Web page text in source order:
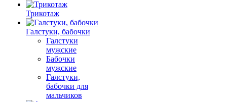
Трикотаж
Галстуки, бабочки
Галстуки
мужские
Бабочки
мужские
Галстуки,
бабочки для
мальчиков